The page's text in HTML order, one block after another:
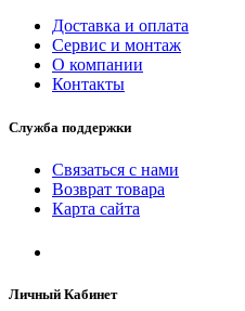
Доставка и оплата
Сервис и монтаж
О компании
Контакты
Служба поддержки
Связаться с нами
Возврат товара
Карта сайта
Личный Кабинет